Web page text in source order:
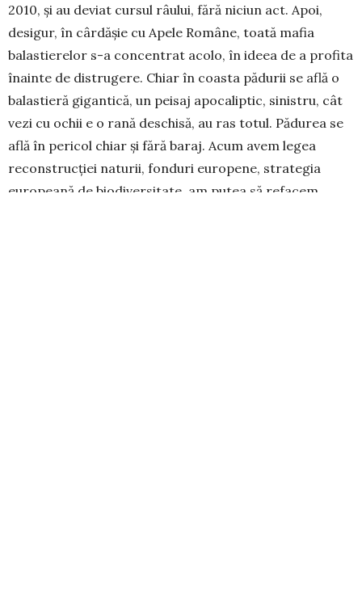
2010, și au deviat cursul râului, fără niciun act. Apoi,
desigur, în cârdășie cu Apele Române, toată mafia
balastierelor s-a concentrat acolo, în ideea de a profita
înainte de distrugere. Chiar în coasta pădurii se află o
balastieră gigantică, un peisaj apocaliptic, sinistru, cât
vezi cu ochii e o rană deschisă, au ras totul. Pădurea se
află în pericol chiar și fără baraj. Acum avem legea
reconstrucției naturii, fonduri europene, strategia
europeană de biodiversitate, am putea să refacem